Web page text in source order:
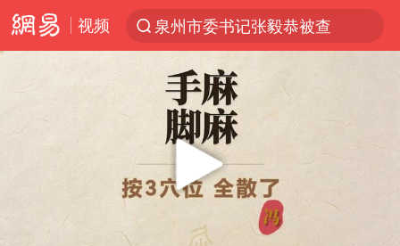
视频
泉州市委书记张毅恭被查